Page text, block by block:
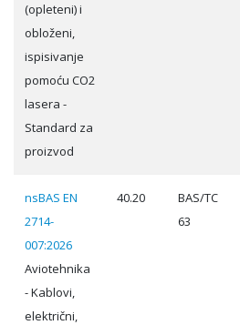
(opleteni) i
obloženi,
ispisivanje
pomoću CO2
lasera -
Standard za
proizvod
nsBAS EN
2714-
007:2026
Aviotehnika
- Kablovi,
električni,
40.20
BAS/TC
63